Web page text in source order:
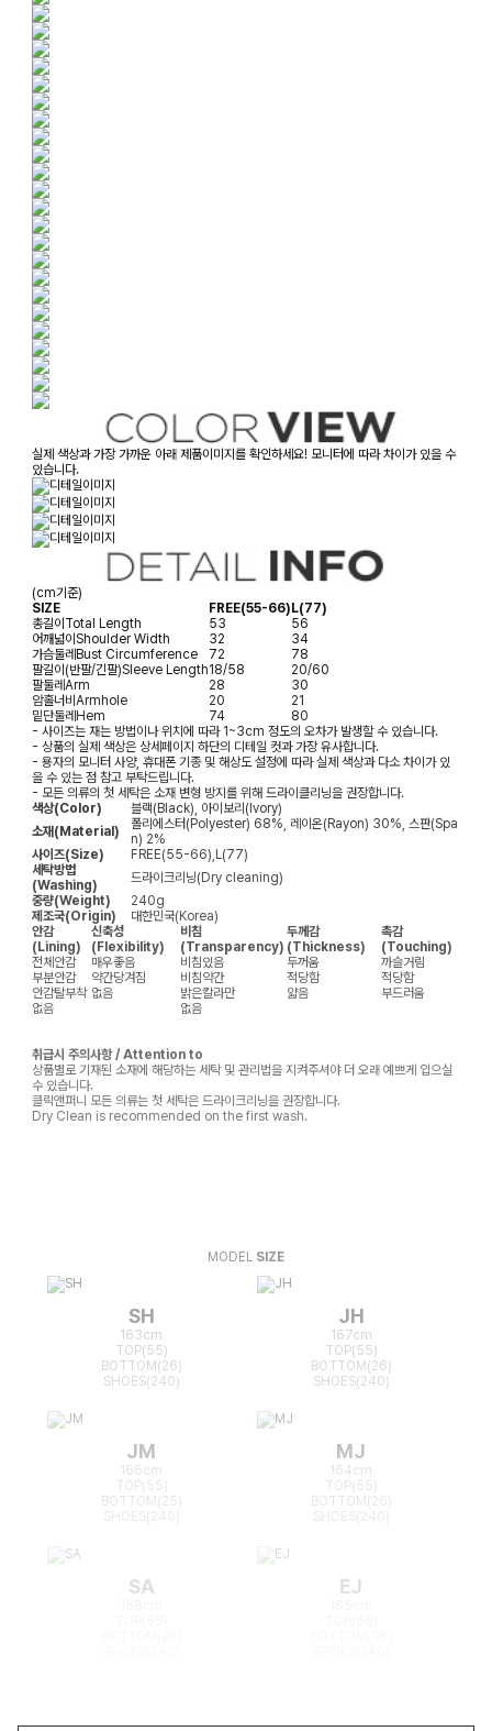
실제 색상과 가장 가까운 아래 제품이미지를 확인하세요! 모니터에 따라 차이가 있을 수
있습니다.
(cm기준)
SIZE
FREE(55-66)L(77)
총길이Total Length 53
56
어깨넓이Shoulder Width 32
34
가슴둘레Bust Circumference 72
78
팔길이(반팔/긴팔)Sleeve Length18/58
20/60
팔둘레Arm 28
30
암홀너비Armhole 20
21
밑단둘레Hem 74
80
- 사이즈는 재는 방법이나 위치에 따라 1~3cm 정도의 오차가 발생할 수 있습니다.
- 상품의 실제 색상은 상세페이지 하단의 디테일 컷과 가장 유사합니다.
- 용자의 모니터 사양, 휴대폰 기종 및 해상도 설정에 따라 실제 색상과 다소 차이가 있
을 수 있는 점 참고 부탁드립니다.
- 모든 의류의 첫 세탁은 소재 변형 방지를 위해 드라이클리닝을 권장합니다.
색상(Color)
블랙(Black), 아이보리(Ivory)
소재(Material)
폴리에스터(Polyester) 68%, 레이온(Rayon) 30%, 스판(Spa
n) 2%
사이즈(Size)
FREE(55-66),L(77)
세탁방법
(Washing)
드라이크리닝(Dry cleaning)
중량(Weight)
240g
제조국(Origin)
대한민국(Korea)
안감
(Lining)
신축성
(Flexibility)
비침
(Transparency)
두께감
(Thickness)
촉감
(Touching)
전체안감
매우좋음 비침있음 두꺼움
까슬거림
부분안감
약간당겨짐 비침약간 적당함
적당함
안감탈부착 없음 밝은칼라만 얇음
부드러움
없음
없음
취급시 주의사항 / Attention to
상품별로 기재된 소재에 해당하는 세탁 및 관리법을 지켜주셔야 더 오래 예쁘게 입으실
수 있습니다.
클릭앤퍼니 모든 의류는 첫 세탁은 드라이크리닝을 권장합니다.
Dry Clean is recommended on the first wash.
MODEL SIZE
SH
163cm
TOP(55)
BOTTOM(26)
SHOES(240)
JH
167cm
TOP(55)
BOTTOM(26)
SHOES(240)
JM
166cm
TOP(55)
BOTTOM(25)
MJ
164cm
TOP(55)
BOTTOM(26)
SA EJ